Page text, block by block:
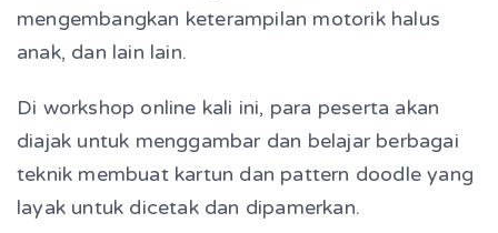
mengembangkan keterampilan motorik halus
anak, dan lain lain.
Di workshop online kali ini, para peserta akan
diajak untuk menggambar dan belajar berbagai
teknik membuat kartun dan pattern doodle yang
layak untuk dicetak dan dipamerkan.